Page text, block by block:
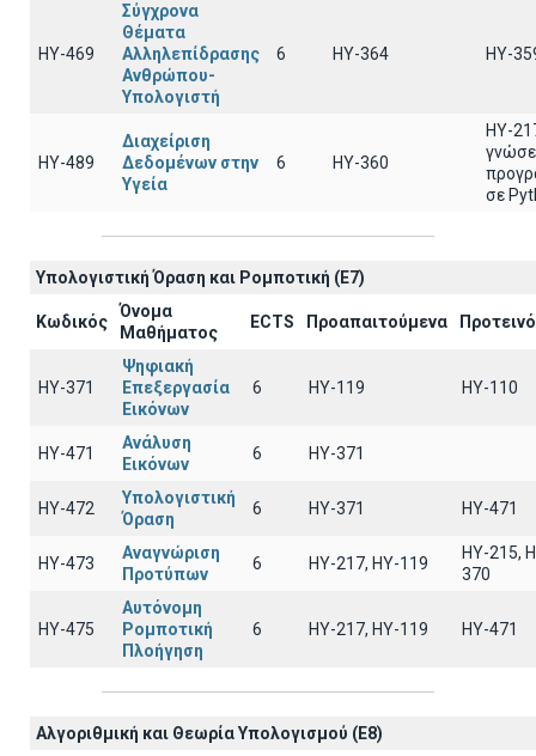
ΗΥ-469
Σύγχρονα
Θέματα
Αλληλεπίδρασης
Ανθρώπου-
Υπολογιστή
6 ΗΥ-364 ΗΥ-
ΗΥ-489
Διαχείριση
Δεδομένων στην
Υγεία
6 ΗΥ-360
ΗΥ-
σε
Υπολογιστική Όραση και Ρομποτική (E7)
Κωδικός
Όνομα
Μαθήματος
ECTS Προαπαιτούμενα
ΗΥ-371
Ψηφιακή
Επεξεργασία
Εικόνων
6 ΗΥ-119 ΗΥ-110
ΗΥ-471
Ανάλυση
Εικόνων
6 ΗΥ-371
ΗΥ-472
Υπολογιστική
Όραση
6 ΗΥ-371 ΗΥ-471
ΗΥ-473
Αναγνώριση
Προτύπων
6 HY-217, HY-119
HY-215,
370
ΗΥ-475
Αυτόνομη
Ρομποτική
Πλοήγηση
6 HY-217, HY-119 ΗΥ-471
Αλγοριθμική και Θεωρία Υπολογισμού (E8)